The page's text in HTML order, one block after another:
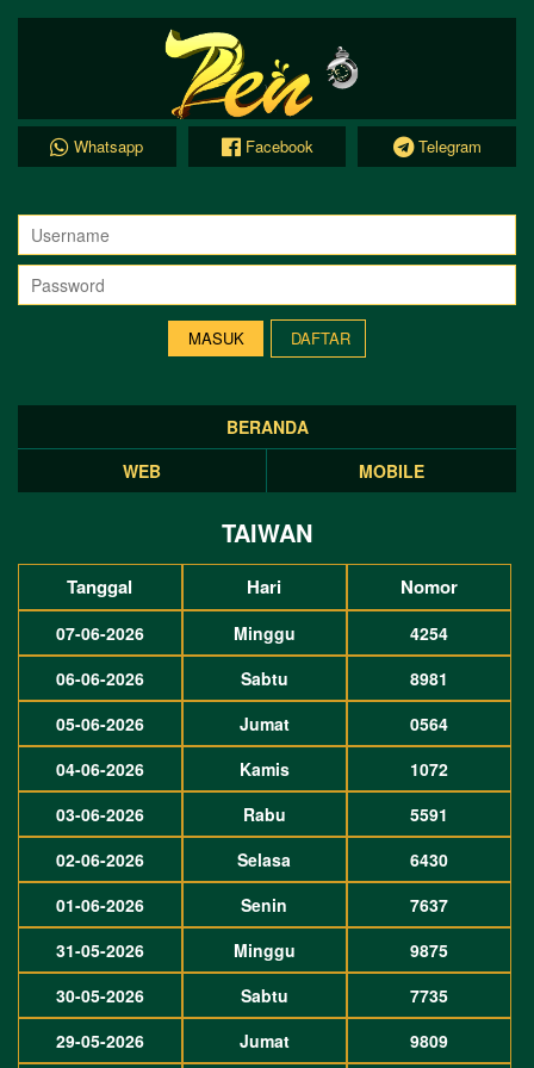
Whatsapp Facebook Telegram
DAFTAR
BERANDA
WEB
MOBILE
TAIWAN
Tanggal Hari Nomor
07-06-2026 Minggu
4254
06-06-2026
Sabtu
8981
05-06-2026
Jumat
0564
04-06-2026
Kamis
1072
03-06-2026
Rabu
5591
02-06-2026
Selasa
6430
01-06-2026
Senin
7637
31-05-2026
Minggu
9875
30-05-2026
Sabtu
7735
29-05-2026
Jumat 9809